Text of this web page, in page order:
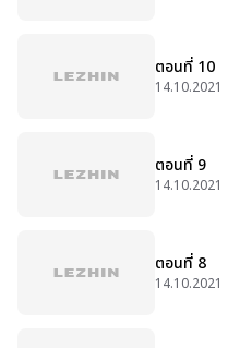
ตอนที่ 10
14.10.2021
ตอนที่ 9
14.10.2021
ตอนที่ 8
14.10.2021